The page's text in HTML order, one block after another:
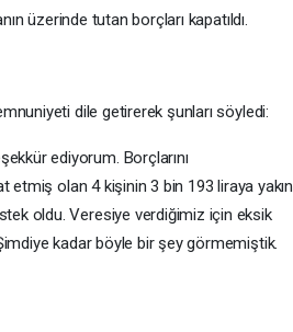
üzerinde tutan borçları kapatıldı.
dile getirerek şunları söyledi:
ediyorum. Borçlarını
olan 4 kişinin 3 bin 193 liraya yakın
oldu. Veresiye verdiğimiz için eksik
kadar böyle bir şey görmemiştik.